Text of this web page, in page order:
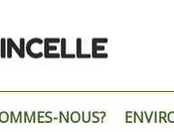
NOUS?